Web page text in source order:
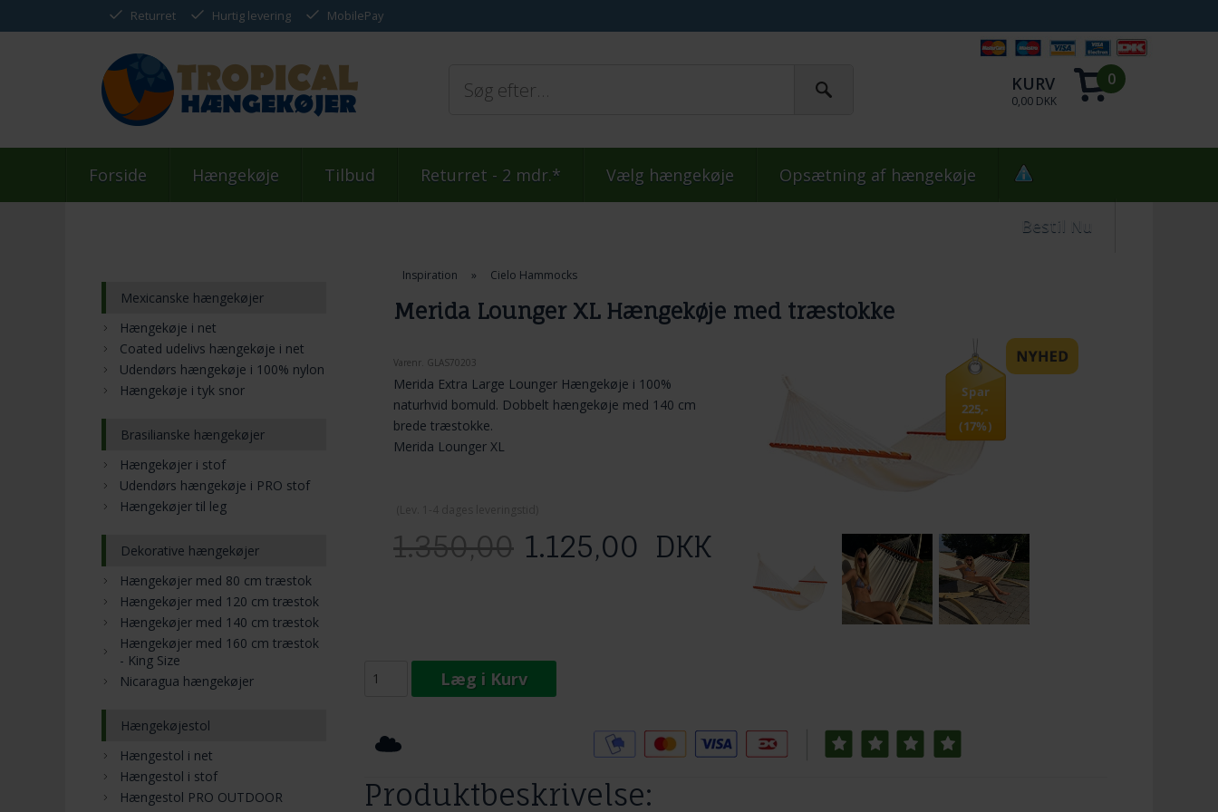
Returret Hurtig levering MobilePay
KURV
0,00 DKK
0
Forside Hængekøje Tilbud Returret - 2 mdr.* Vælg hængekøje Opsætning af hængekøje
Bestil Nu
Inspiration » Cielo Hammocks
Merida Lounger XL Hængekøje med træstokke
Spar
225,-
(17%)
Varenr. GLAS70203
Merida Extra Large Lounger Hængekøje i 100%
naturhvid bomuld. Dobbelt hængekøje med 140 cm
brede træstokke.
Merida Lounger XL
1.350,00 1.125,00 DKK
Læg i Kurv
Produktbeskrivelse:
Mexicanske hængekøjer
Hængekøje i net
Coated udelivs hængekøje i net
Udendørs hængekøje i 100% nylon
Hængekøje i tyk snor
Brasilianske hængekøjer
Hængekøjer i stof
Udendørs hængekøje i PRO stof
Hængekøjer til leg
Dekorative hængekøjer
Hængekøjer med 80 cm træstok
Hængekøjer med 120 cm træstok
Hængekøjer med 140 cm træstok
Hængekøjer med 160 cm træstok
- King Size
Nicaragua hængekøjer
Hængekøjestol
Hængestol i net
Hængestol i stof
Hængestol PRO OUTDOOR